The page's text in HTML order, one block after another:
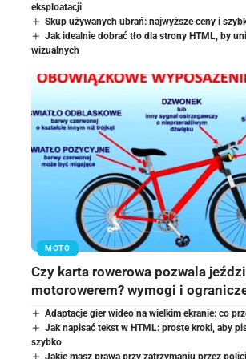
eksploatacji
Skup używanych ubrań: najwyższe ceny i
Jak idealnie dobrać tło dla strony HTML, by
wizualnych
MOTO
Czy karta rowerowa pozwala
motorowerem? wymogi i
Adaptacje gier wideo na wielkim ekranie: co
Jak napisać tekst w HTML: proste kroki, aby
szybko
Jakie masz prawa przy zatrzymaniu przez